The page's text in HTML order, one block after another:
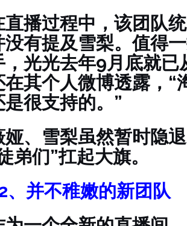
直播过程中，该团队
没有提及雪梨。值得
，光光去年9月底就已
在其个人微博透露，“
是很支持的。”
娅、雪梨虽然暂时隐
弟们”扛起大旗。
并不稚嫩的新团队